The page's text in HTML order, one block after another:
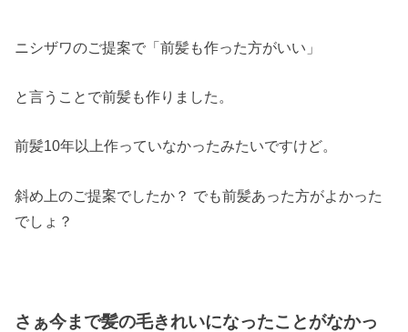
ニシザワのご提案で「前髪も作った方がいい」
と言うことで前髪も作りました。
前髪10年以上作っていなかったみたいですけど。
斜め上のご提案でしたか？ でも前髪あった方がよかった
でしょ？
さぁ今まで髪の毛きれいになったことがなかっ